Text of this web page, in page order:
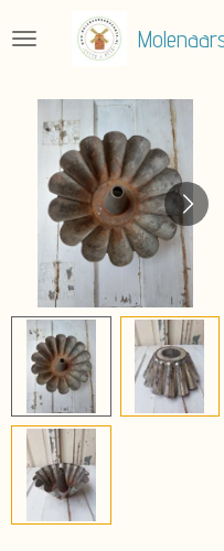
direct
hoofdinhoud